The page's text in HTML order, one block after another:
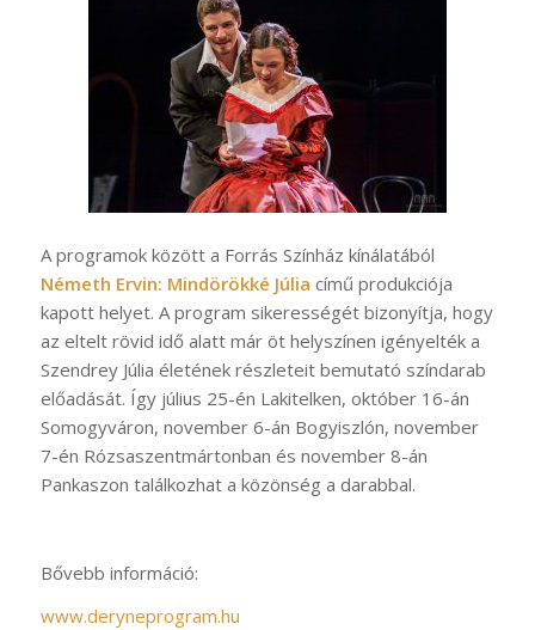
A programok között a Forrás Színház kínálatából
Németh Ervin: Mindörökké Júlia című produkciója
kapott helyet. A program sikerességét bizonyítja, hogy
az eltelt rövid idő alatt már öt helyszínen igényelték a
Szendrey Júlia életének részleteit bemutató színdarab
előadását. Így július 25-én Lakitelken, október 16-án
Somogyváron, november 6-án Bogyiszlón, november
7-én Rózsaszentmártonban és november 8-án
Pankaszon találkozhat a közönség a darabbal.
Bővebb információ:
www.deryneprogram.hu